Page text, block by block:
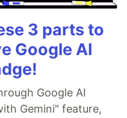
，value为这些值
，拉到下边扫描二维
的消息。
3 parts to
Google AI
Google AI
Gemini" feature,